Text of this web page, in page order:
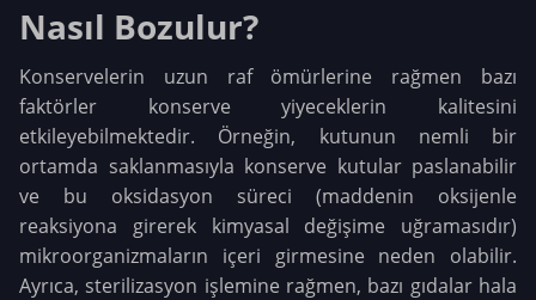
Nasıl Bozulur?
Konservelerin uzun raf ömürlerine rağmen bazı
faktörler konserve yiyeceklerin kalitesini
etkileyebilmektedir. Örneğin, kutunun nemli bir
ortamda saklanmasıyla konserve kutular paslanabilir
ve bu oksidasyon süreci (maddenin oksijenle
reaksiyona girerek kimyasal değişime uğramasıdır)
mikroorganizmaların içeri girmesine neden olabilir.
Ayrıca, sterilizasyon işlemine rağmen, bazı gıdalar hala